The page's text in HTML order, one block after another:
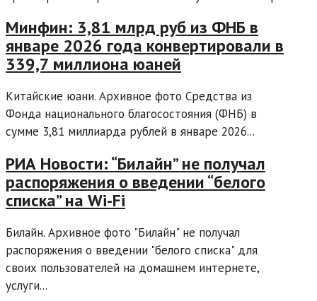
Минфин: 3,81 млрд руб из ФНБ в
январе 2026 года конвертировали в
339,7 миллиона юаней
Китайские юани. Архивное фото Средства из
Фонда национального благосостояния (ФНБ) в
сумме 3,81 миллиарда рублей в январе 2026...
РИА Новости: “Билайн” не получал
распоряжения о введении “белого
списка” на Wi-Fi
Билайн. Архивное фото "Билайн" не получал
распоряжения о введении "белого списка" для
своих пользователей на домашнем интернете,
услуги...